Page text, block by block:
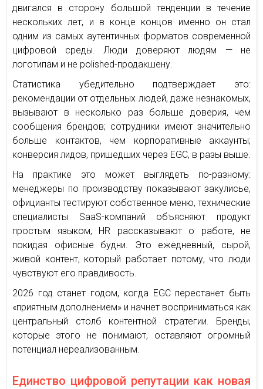
двигался в сторону большой тенденции в течение
нескольких лет, и в конце концов именно он стал
одним из самых аутентичных форматов современной
цифровой среды. Люди доверяют людям — не
логотипам и не polished-продакшену.
Статистика убедительно подтверждает это:
рекомендации от отдельных людей, даже незнакомых,
вызывают в несколько раз больше доверия, чем
сообщения брендов; сотрудники имеют значительно
больше контактов, чем корпоративные аккаунты;
конверсия лидов, пришедших через EGC, в разы выше.
На практике это может выглядеть по-разному:
менеджеры по производству показывают закулисье,
официанты тестируют собственное меню, технические
специалисты SaaS-компаний объясняют продукт
простым языком, HR рассказывают о работе, не
покидая офисные будни. Это ежедневный, сырой,
живой контент, который работает потому, что люди
чувствуют его правдивость.
2026 год станет годом, когда EGC перестанет быть
«приятным дополнением» и начнет восприниматься как
центральный столб контентной стратегии. Бренды,
которые этого не понимают, оставляют огромный
потенциал нереализованным.
Единство цифровой репутации как новая